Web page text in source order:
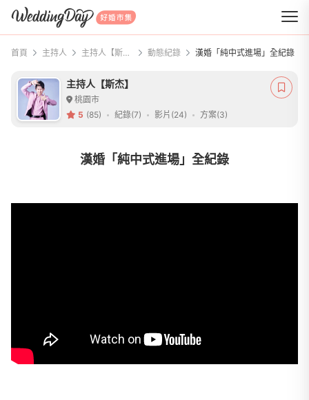
WeddingDay 好婚市集
首頁 主持人 主持人【斯杰】 動態紀錄 漢婚「純中式進場」全紀錄
主持人【斯杰】
桃園市
5 (85) 紀錄(7) 影片(24) 方案(3)
漢婚「純中式進場」全紀錄